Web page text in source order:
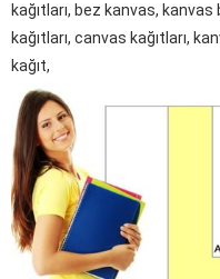
kağıtları, bez kanvas,
kağıtları, canvas kağıtları,
kağıt,